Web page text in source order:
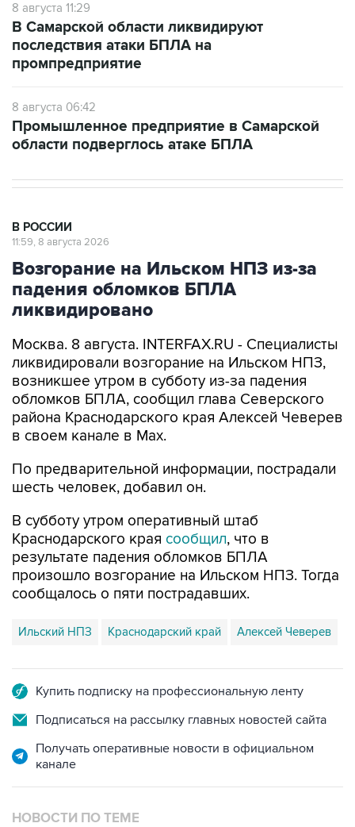
8 августа 11:29
В Самарской области ликвидируют
последствия атаки БПЛА на
промпредприятие
8 августа 06:42
Промышленное предприятие в Самарской
области подверглось атаке БПЛА
В РОССИИ
11:59, 8 августа 2026
Возгорание на Ильском НПЗ из-за
падения обломков БПЛА
ликвидировано
Москва. 8 августа. INTERFAX.RU - Специалисты
ликвидировали возгорание на Ильском НПЗ,
возникшее утром в субботу из-за падения
обломков БПЛА, сообщил глава Северского
района Краснодарского края Алексей Чеверев
в своем канале в Max.
По предварительной информации, пострадали
шесть человек, добавил он.
В субботу утром оперативный штаб
Краснодарского края сообщил, что в
результате падения обломков БПЛА
произошло возгорание на Ильском НПЗ. Тогда
сообщалось о пяти пострадавших.
Ильский НПЗ Краснодарский край Алексей Чеверев
Купить подписку на профессиональную ленту
Подписаться на рассылку главных новостей сайта
Получать оперативные новости в официальном
канале
НОВОСТИ ПО ТЕМЕ